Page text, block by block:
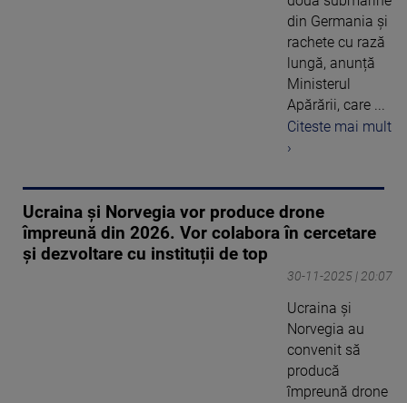
din Germania și
rachete cu rază
lungă, anunță
Ministerul
Apărării, care ...
Citeste mai mult
›
Ucraina și Norvegia vor produce drone
împreună din 2026. Vor colabora în cercetare
și dezvoltare cu instituții de top
30-11-2025 | 20:07
Ucraina şi
Norvegia au
convenit să
producă
împreună drone